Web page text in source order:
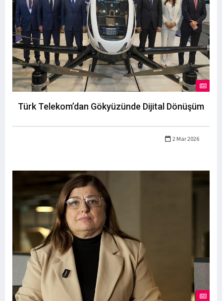
Türk Telekom’dan Gökyüzünde Dijital Dönüşüm
2 Mar 2026